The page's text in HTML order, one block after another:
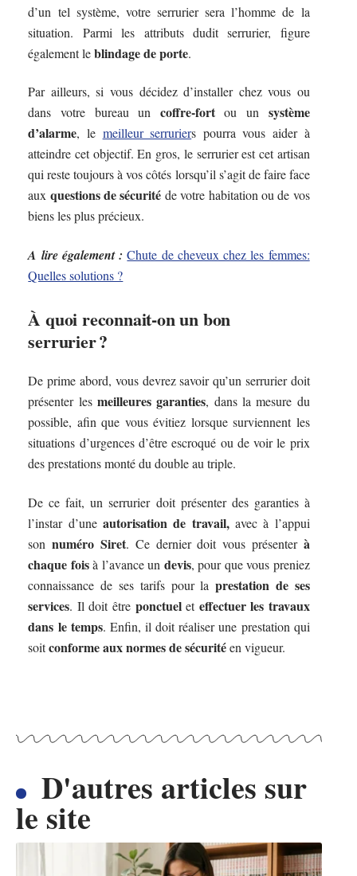
d’un tel système, votre serrurier sera l’homme de la
situation. Parmi les attributs dudit serrurier, figure
également leblindage de porte.
Par ailleurs, si vous décidez d’installer chez vous ou
dans votre bureau un coffre-fortou un système
d’alarme, le meilleur serruriers pourra vous aider à
atteindre cet objectif. En gros, le serrurier est cet artisan
qui reste toujours à vos côtés lorsqu’il s’agit de faire face
aux questions desécurité de votre habitation ou de vos
biens les plus précieux.
A lire également : Chute de cheveux chez les femmes:
Quelles solutions ?
À quoi reconnait-on un bon
serrurier ?
De prime abord, vous devrez savoir qu’un serrurier doit
présenter lesmeilleures garanties, dans la mesure du
possible, afin que vous évitiez lorsque surviennent les
situations d’urgences d’être escroqué ou de voir le prix
des prestations monté du double au triple.
De ce fait, un serrurier doit présenter des garanties à
l’instar d’uneautorisation de travail,avec à l’appui
sonnuméro Siret. Ce dernier doit vous présenter à
chaque foisà l’avance un devis, pour que vous preniez
connaissance de ses tarifs pour laprestation de ses
services. Il doit être ponctuelet effectuer les travaux
dans le temps. Enfin, il doit réaliser une prestation qui
soitconforme aux normes de sécuritéen vigueur.
D'autres articles sur
le site